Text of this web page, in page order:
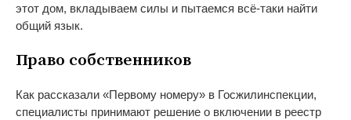
этот дом, вкладываем силы и пытаемся всё-таки найти
общий язык.
Право собственников
Как рассказали «Первому номеру» в Госжилинспекции,
специалисты принимают решение о включении в реестр